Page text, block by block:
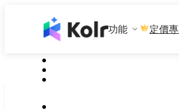
功能 定價